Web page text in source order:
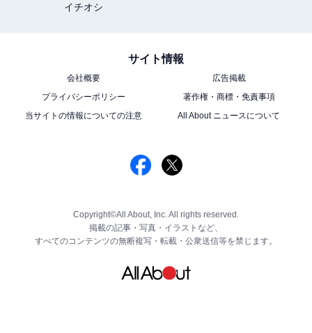
イチオシ
サイト情報
会社概要
広告掲載
プライバシーポリシー
著作権・商標・免責事項
当サイトの情報についての注意
All About ニュースについて
Copyright©All About, Inc. All rights reserved.
掲載の記事・写真・イラストなど、
すべてのコンテンツの無断複写・転載・公衆送信等を禁じます。